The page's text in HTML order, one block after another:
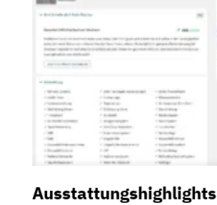
Ausstattungshighlights